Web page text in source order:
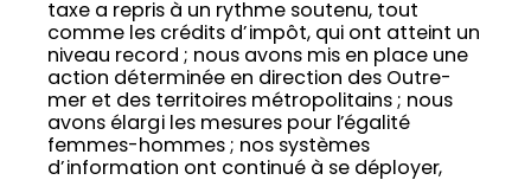
taxe a repris à un rythme soutenu, tout
comme les crédits d’impôt, qui ont atteint un
niveau record ; nous avons mis en place une
action déterminée en direction des Outre-
mer et des territoires métropolitains ; nous
avons élargi les mesures pour l’égalité
femmes-hommes ; nos systèmes
d’information ont continué à se déployer,